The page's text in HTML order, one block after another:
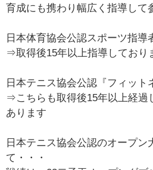
育成にも携わり幅広く指導して
日本体育協会公認スポーツ指導
⇒取得後15年以上指導しており
日本テニス協会公認『フィット
⇒こちらも取得後15年以上経過
あります
日本テニス協会公認のオープン
て・・・